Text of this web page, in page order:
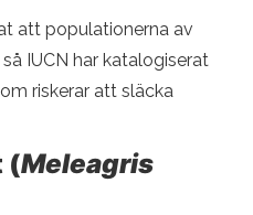
att populationerna av
IUCN har katalogiserat
riskerar att släcka
(Meleagris